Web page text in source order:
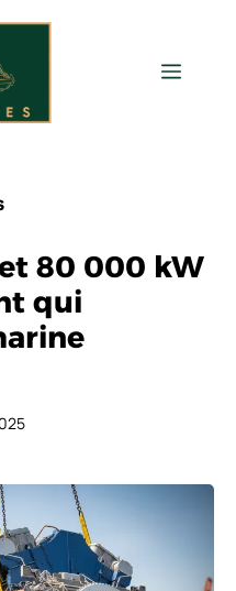
Menu
80 000 kW
qui